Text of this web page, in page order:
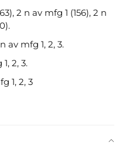
2 n av mfg 1 (156), 2 n
av mfg 1, 2, 3.
2, 3.
1, 2, 3